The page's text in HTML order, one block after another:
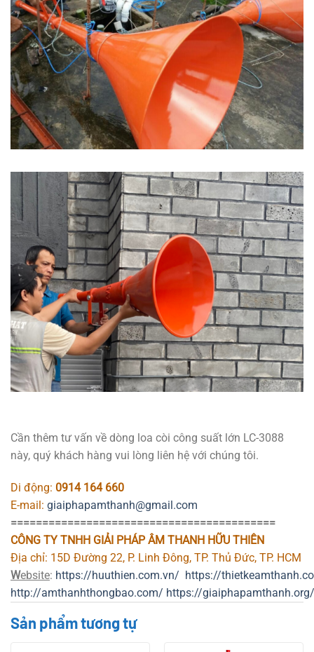
Cần thêm tư vấn về dòng loa còi công suất lớn LC-3088
này, quý khách hàng vui lòng liên hệ với chúng tôi.
Di động: 0914 164 660
E-mail: giaiphapamthanh@gmail.com
==========================================
CÔNG TY TNHH GIẢI PHÁP ÂM THANH HỮU THIÊN
Địa chỉ: 15D Đường 22, P. Linh Đông, TP. Thủ Đức, TP. HCM
Website: https://huuthien.com.vn/ https://
http://amthanhthongbao.com/ https://giaiphapamthanh.org/
Sản phẩm tương tự